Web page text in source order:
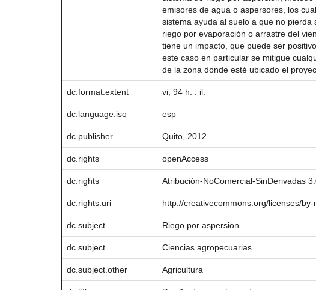
emisores de agua o aspersores, los
sistema ayuda al suelo a que no
riego por evaporación o arrastre del
tiene un impacto, que puede ser
este caso en particular se mitigue
de la zona donde esté ubicado el
dc.format.extent vi, 94 h. : il.
dc.language.iso esp
dc.publisher Quito, 2012.
dc.rights openAccess
dc.rights Atribución-NoComercial-SinDerivadas
dc.rights.uri http://creativecommons.org/licenses/
dc.subject Riego por aspersion
dc.subject Ciencias agropecuarias
dc.subject.other Agricultura